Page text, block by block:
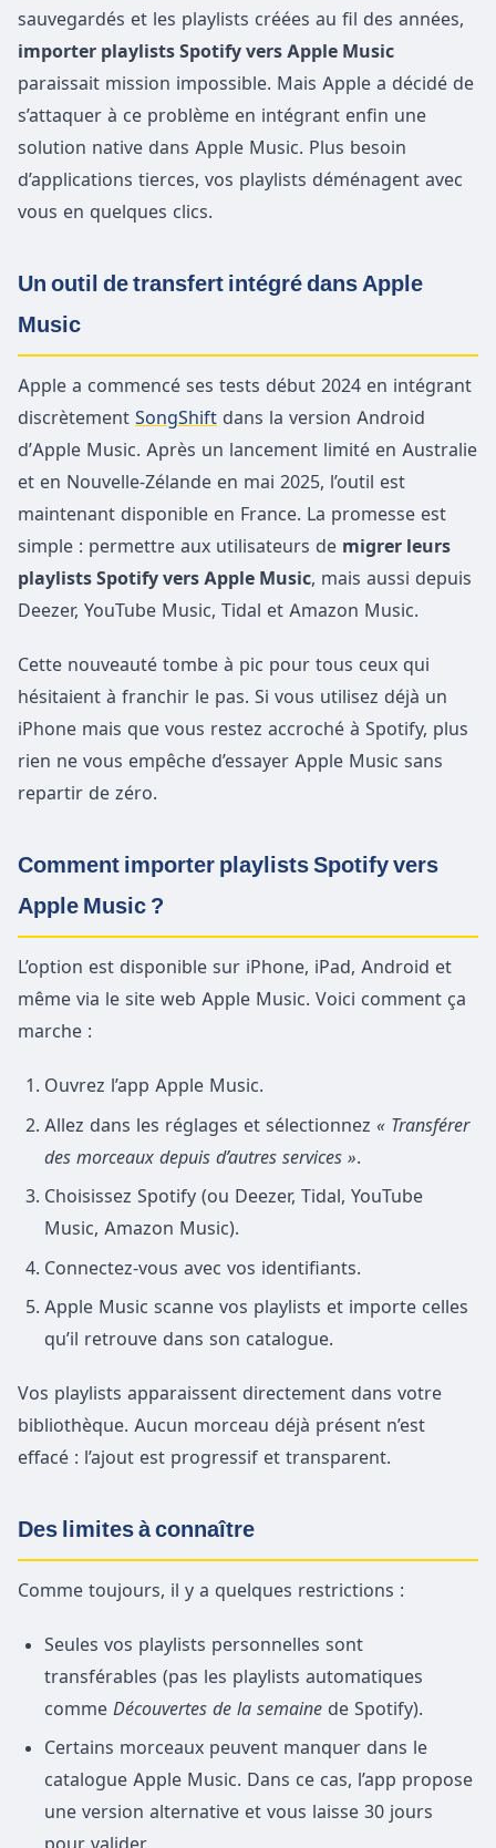
sauvegardés et les playlists créées au fil des années,
importer playlists Spotify vers Apple Music
paraissait mission impossible. Mais Apple a décidé de
s’attaquer à ce problème en intégrant enfin une
solution native dans Apple Music. Plus besoin
d’applications tierces, vos playlists déménagent avec
vous en quelques clics.
Un outil de transfert intégré dans Apple
Music
Apple a commencé ses tests début 2024 en intégrant
discrètement SongShift dans la version Android
d’Apple Music. Après un lancement limité en Australie
et en Nouvelle-Zélande en mai 2025, l’outil est
maintenant disponible en France. La promesse est
simple : permettre aux utilisateurs de migrer leurs
playlists Spotify vers Apple Music, mais aussi depuis
Deezer, YouTube Music, Tidal et Amazon Music.
Cette nouveauté tombe à pic pour tous ceux qui
hésitaient à franchir le pas. Si vous utilisez déjà un
iPhone mais que vous restez accroché à Spotify, plus
rien ne vous empêche d’essayer Apple Music sans
repartir de zéro.
Comment importer playlists Spotify vers
Apple Music ?
L’option est disponible sur iPhone, iPad, Android et
même via le site web Apple Music. Voici comment ça
marche :
Ouvrez l’app Apple Music.
Allez dans les réglages et sélectionnez « Transférer
des morceaux depuis d’autres services ».
Choisissez Spotify (ou Deezer, Tidal, YouTube
Music, Amazon Music).
Connectez-vous avec vos identifiants.
Apple Music scanne vos playlists et importe celles
qu’il retrouve dans son catalogue.
Vos playlists apparaissent directement dans votre
bibliothèque. Aucun morceau déjà présent n’est
effacé : l’ajout est progressif et transparent.
Des limites à connaître
Comme toujours, il y a quelques restrictions :
Seules vos playlists personnelles sont
transférables (pas les playlists automatiques
comme Découvertes de la semaine de Spotify).
Certains morceaux peuvent manquer dans le
catalogue Apple Music. Dans ce cas, l’app propose
une version alternative et vous laisse 30 jours